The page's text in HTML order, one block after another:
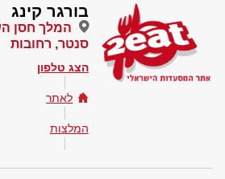
בורגר קינג
סנטר, רחובות
הצג טלפון
לאתר
המלצות